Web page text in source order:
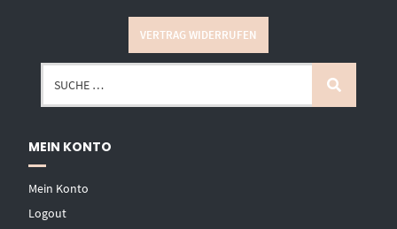
VERTRAG WIDERRUFEN
MEIN KONTO
Mein Konto
Logout